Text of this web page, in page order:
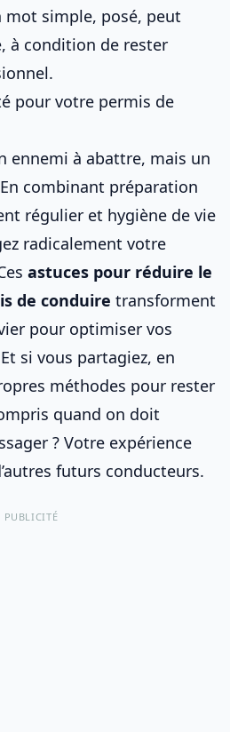
simple, posé, peut
à condition de rester
pour votre permis de
ennemi à abattre, mais un
combinant préparation
régulier et hygiène de vie
radicalement votre
astuces pour réduire le
de conduire transforment
pour optimiser vos
si vous partagiez, en
méthodes pour rester
quand on doit
? Votre expérience
futurs conducteurs.
PUBLICITÉ